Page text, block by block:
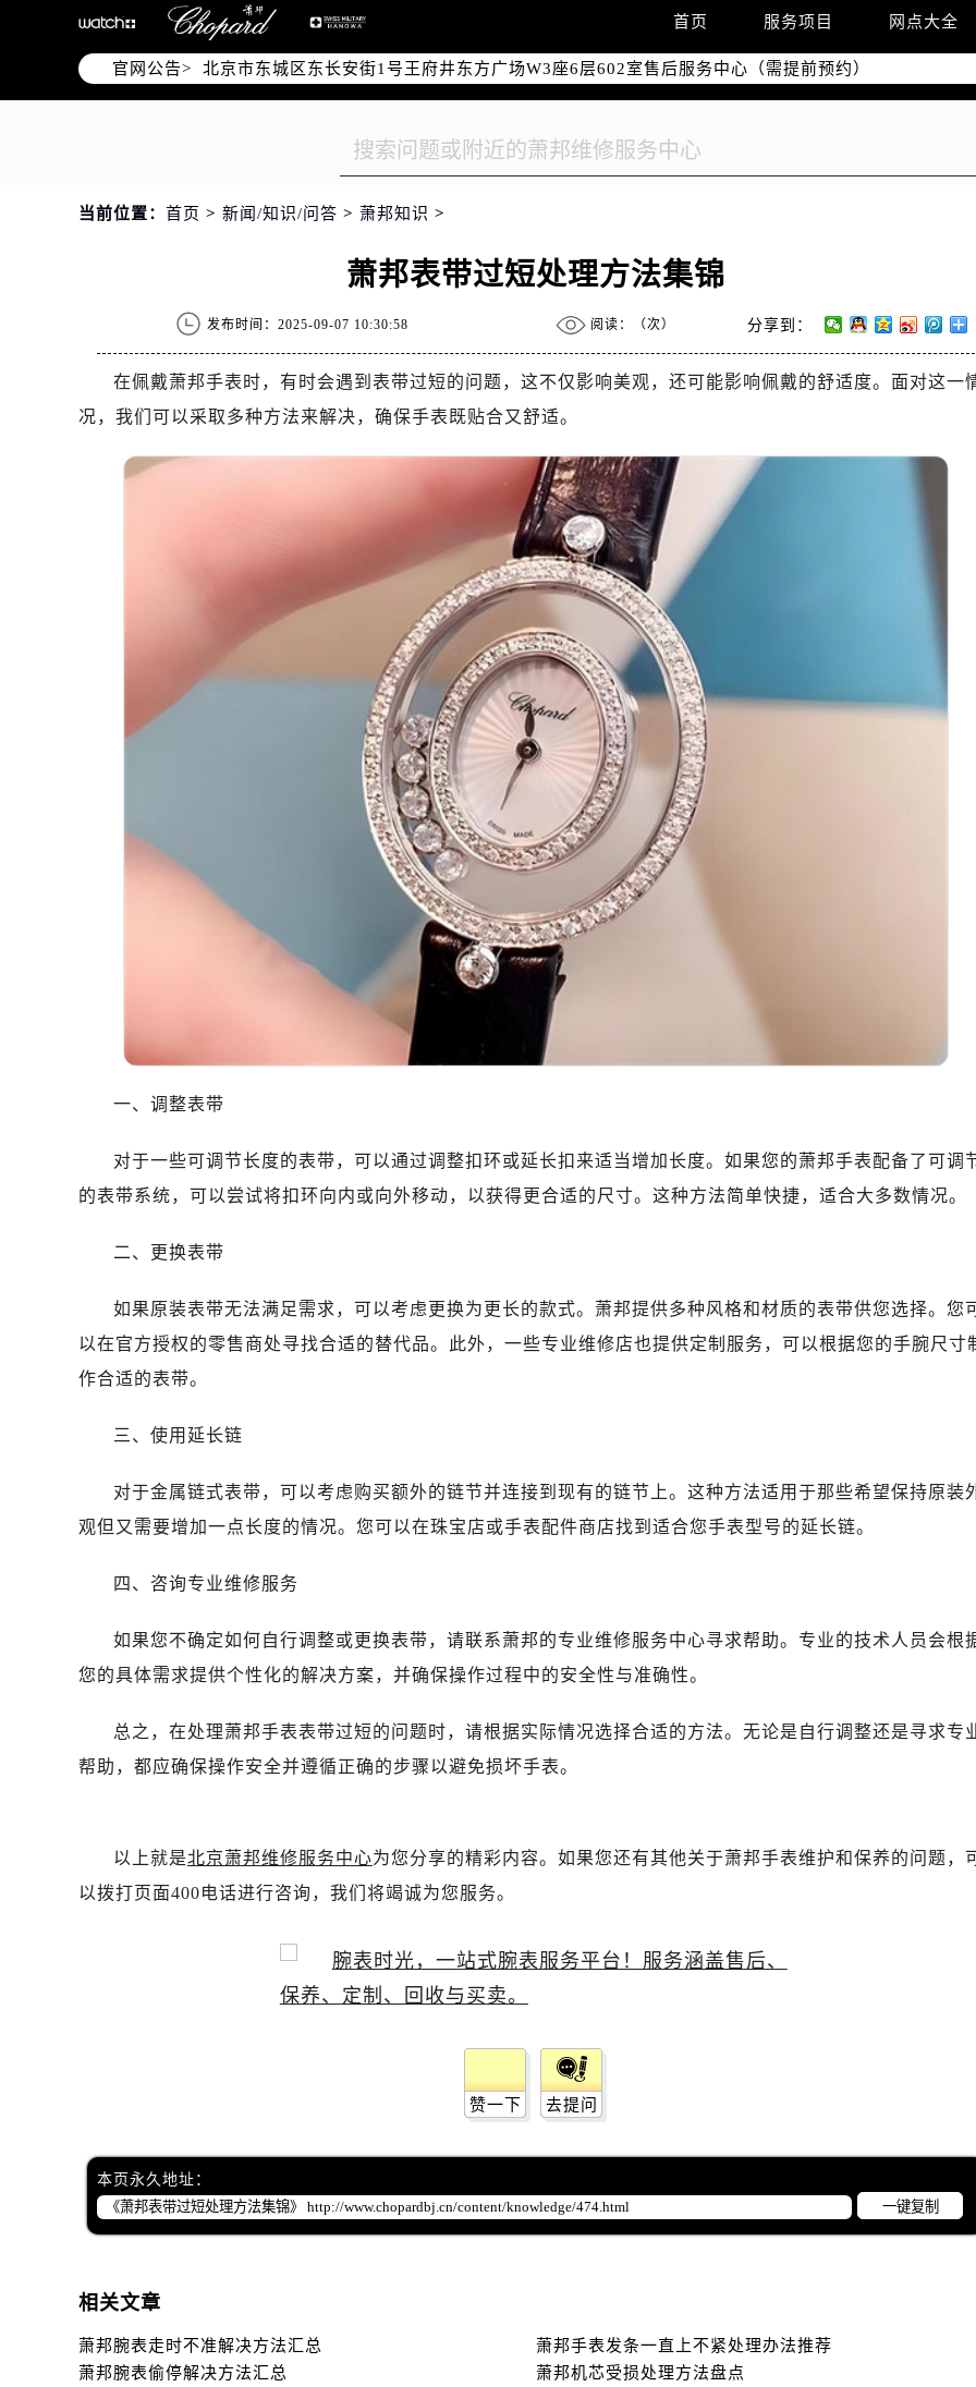
首页 服务项目 网点大全
官网公告>
北京市朝阳区建国门外大街甲6号华熙国际中心写字楼D座11层1102室（需提前预约）
北京市朝阳区建国门外大街甲6号华熙国际中心D座11层1102室售后服务中心（需提前预约）
北京市东城区东长安街1号王府井东方广场W3座6层602室售后服务中心（需提前预约）
节假日正常营业！
当前位置： 首页 > 新闻/知识/问答 > 萧邦知识 >
萧邦表带过短处理方法集锦
发布时间：2025-09-07 10:30:58 阅读：（次） 分享到：
在佩戴萧邦手表时，有时会遇到表带过短的问题，这不仅影响美观，还可能影响佩戴的舒适度。面对这一
况，我们可以采取多种方法来解决，确保手表既贴合又舒适。
一、调整表带
对于一些可调节长度的表带，可以通过调整扣环或延长扣来适当增加长度。如果您的萧邦手表配备了可调
的表带系统，可以尝试将扣环向内或向外移动，以获得更合适的尺寸。这种方法简单快捷，适合大多数情况。
二、更换表带
如果原装表带无法满足需求，可以考虑更换为更长的款式。萧邦提供多种风格和材质的表带供您选择。您
以在官方授权的零售商处寻找合适的替代品。此外，一些专业维修店也提供定制服务，可以根据您的手腕尺寸
作合适的表带。
三、使用延长链
对于金属链式表带，可以考虑购买额外的链节并连接到现有的链节上。这种方法适用于那些希望保持原装
观但又需要增加一点长度的情况。您可以在珠宝店或手表配件商店找到适合您手表型号的延长链。
四、咨询专业维修服务
如果您不确定如何自行调整或更换表带，请联系萧邦的专业维修服务中心寻求帮助。专业的技术人员会根
您的具体需求提供个性化的解决方案，并确保操作过程中的安全性与准确性。
总之，在处理萧邦手表表带过短的问题时，请根据实际情况选择合适的方法。无论是自行调整还是寻求专
帮助，都应确保操作安全并遵循正确的步骤以避免损坏手表。
以上就是北京萧邦维修服务中心为您分享的精彩内容。如果您还有其他关于萧邦手表维护和保养的问题，
以拨打页面400电话进行咨询，我们将竭诚为您服务。
赞一下 去提问
本页永久地址：
一键复制
相关文章
萧邦腕表走时不准解决方法汇总
萧邦手表发条一直上不紧处理办法推荐
萧邦腕表偷停解决方法汇总
萧邦机芯受损处理方法盘点